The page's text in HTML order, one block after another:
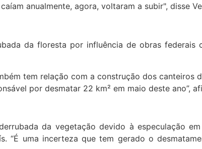
anualmente, agora, voltaram a subir", disse
da floresta por influência de obras federais
tem relação com a construção dos canteiros
por desmatar 22 km² em maio deste ano”,
da vegetação devido à especulação
“É uma incerteza que tem gerado o